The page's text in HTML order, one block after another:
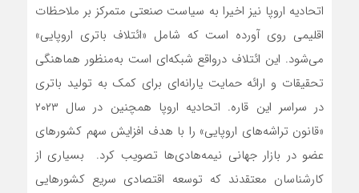
اتحادیه اروپا نیز اخیرا به سیاست صنعتی متمرکز بر ملاحظات
اقلیمی روی آورده است که شامل «ائتلاف باتری اروپایی»
می‌شود. این ائتلاف درواقع شبکه‌‌‌ای است به‌منظور هماهنگی
تحقیقات و ارائه حمایت‌‌‌ یارانه‌‌‌ای برای کمک به تولید باتری
در سراسر این قاره. اتحادیه اروپا همچنین در سال ۲۰۲۳
«قانون تراشه‌‌‌های اروپایی» را با هدف افزایش سهم کشورهای
عضو در بازار جهانی نیمه‌‌‌هادی‌‌‌ها تصویب کرد. بسیاری از
کارشناسان معتقدند که توسعه اقتصادی سریع کشورهایی